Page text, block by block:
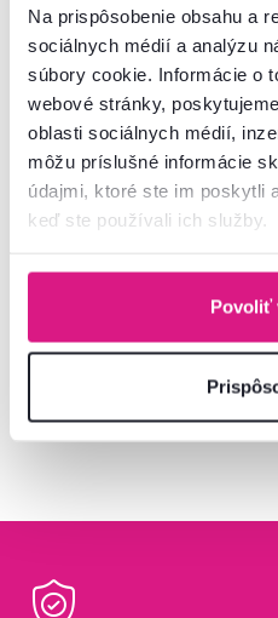
Na prispôsobenie obsahu a
sociálnych médií a analýzu
súbory cookie. Informácie o
webové stránky,
oblasti sociálnych médií,
môžu príslušné informácie
údajmi, ktoré ste im poskytli
keď ste používali ich služby.
Povoliť
Regál, sivá/betón tmavý,
KLAUDIUS TYP 4
89 € -25%
Pozreli ste8